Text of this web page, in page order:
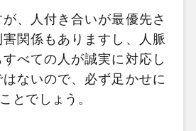
、人付き合いが最優先さ
関係もありますし、人脈
べての人が誠実に対応し
ないので、必ず足かせに
とでしょう。